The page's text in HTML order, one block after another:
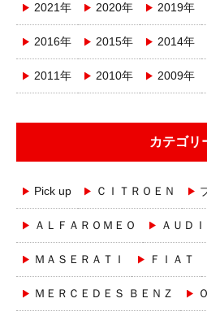
2021年 2020年 2019年
2016年 2015年 2014年
2011年 2010年 2009年
カテゴリ
Pick up ＣＩＴＲＯＥＮ
ＡＬＦＡＲＯＭＥＯ ＡＵＤＩ
ＭＡＳＥＲＡＴＩ ＦＩＡＴ
ＭＥＲＣＥＤＥＳ ＢＥＮＺ